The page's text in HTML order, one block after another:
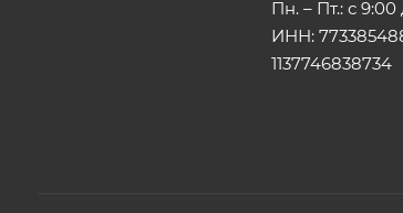
Пн. – Пт.: с 9:00
ИНН:
1137746838734